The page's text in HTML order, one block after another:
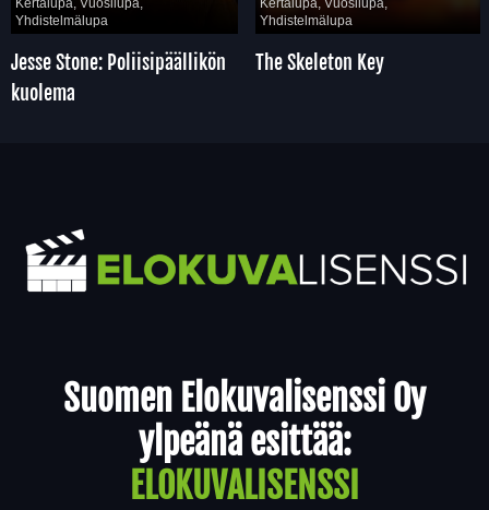
Kertalupa, Vuosilupa,
Yhdistelmälupa
Jesse Stone: Poliisipäällikön
kuolema
Kertalupa, Vuosilupa,
Yhdistelmälupa
The Skeleton Key
Suomen Elokuvalisenssi Oy
ylpeänä esittää:
ELOKUVALISENSSI